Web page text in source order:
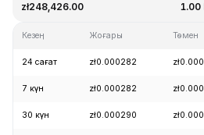
zł248,426.00 1.00
Кезең Жоғары Төмен
24 сағат zł0.000282
7 күн zł0.000282
30 күн zł0.000290